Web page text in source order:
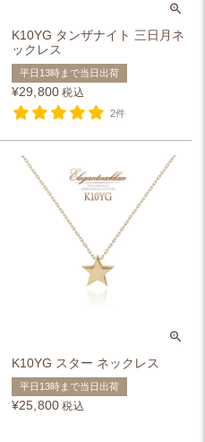
K10YG タンザナイト 三日月ネ
ックレス
平日13時まで当日出荷
¥29,800 税込
2件
K10YG スター ネックレス
平日13時まで当日出荷
¥25,800 税込